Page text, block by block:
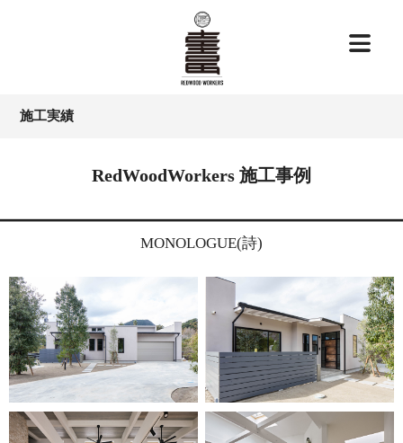
施工実績
RedWoodWorkers 施工事例
MONOLOGUE(詩)